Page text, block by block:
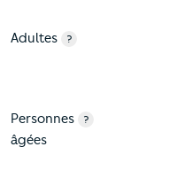
Adultes ?
Personnes
âgées
?